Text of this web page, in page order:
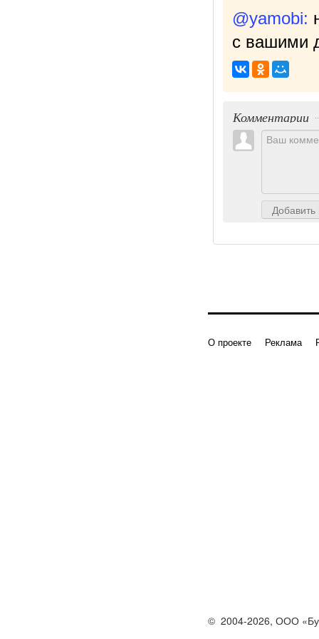
@yamobi:
с вашими
Комментарии
О проекте Реклама
© 2004-2026, ООО